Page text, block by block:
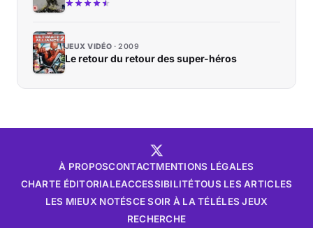
JEUX VIDÉO 2009
Le retour du retour des super-héros
À PROPOSCONTACTMENTIONS LÉGALES
CHARTE ÉDITORIALEACCESSIBILITÉTOUS LES ARTICLES
LES MIEUX NOTÉSCE SOIR À LA TÉLÉLES JEUX
RECHERCHE